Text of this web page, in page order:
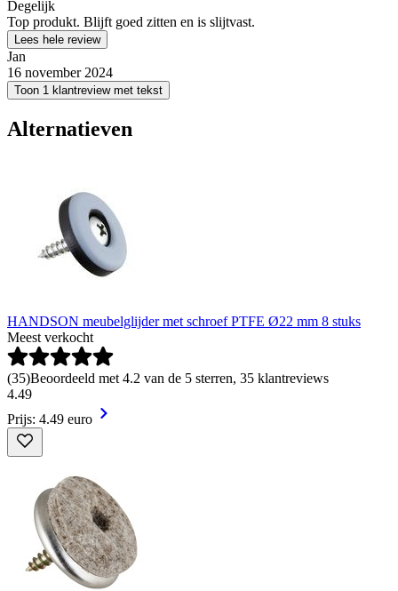
Degelijk
Top produkt. Blijft goed zitten en is slijtvast.
Lees hele review
Jan
16 november 2024
Toon 1 klantreview met tekst
Alternatieven
HANDSON meubelglijder met schroef PTFE Ø22 mm 8 stuks
Meest verkocht
(35)Beoordeeld met 4.2 van de 5 sterren, 35 klantreviews
4.49
Prijs: 4.49 euro